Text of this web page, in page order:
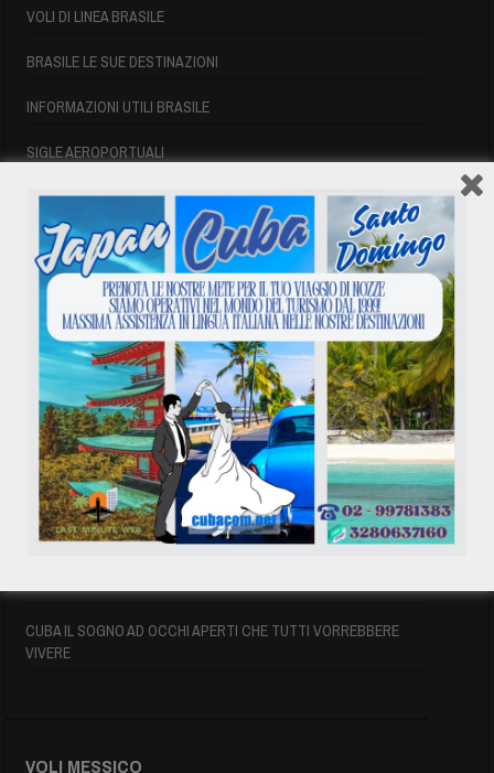
VOLI DI LINEA BRASILE
BRASILE LE SUE DESTINAZIONI
INFORMAZIONI UTILI BRASILE
SIGLE AEROPORTUALI
VOLI CUBA
VOLI CUBA
VOLI CUBA LAST MINUTE
VOLI DI LINEA CUBA
AFFITTO CASE A PLAYA DEL ESTE
ASSICURAZIONE E VISTO CUBA
INFORMAZIONI UTILI
CUBA IL SOGNO AD OCCHI APERTI CHE TUTTI VORREBBERE
VIVERE
VOLI MESSICO